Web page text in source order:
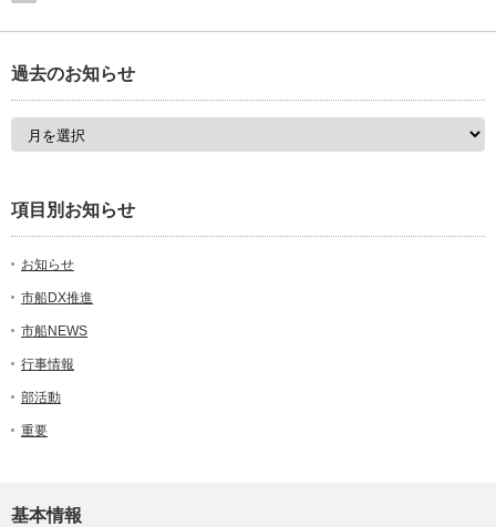
過去のお知らせ
項目別お知らせ
お知らせ
市船DX推進
市船NEWS
行事情報
部活動
重要
基本情報